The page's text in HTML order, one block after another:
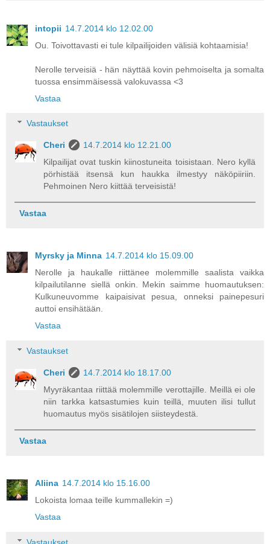
intopii 14.7.2014 klo 12.02.00
Ou. Toivottavasti ei tule kilpailijoiden välisiä kohtaamisia!
Nerolle terveisiä - hän näyttää kovin pehmoiselta ja somalta
tuossa ensimmäisessä valokuvassa <3
Vastaa
Vastaukset
Cheri
14.7.2014 klo 12.21.00
Kilpailijat ovat tuskin kiinostuneita toisistaan. Nero kyllä
pörhistää itsensä kun haukka ilmestyy näköpiiriin.
Pehmoinen Nero kiittää terveisistä!
Vastaa
Myrsky ja Minna 14.7.2014 klo 15.09.00
Nerolle ja haukalle riittänee molemmille saalista vaikka
kilpailutilanne siellä onkin. Mekin saimme huomautuksen:
Kulkuneuvomme kaipaisivat pesua, onneksi painepesuri
auttoi ensihätään.
Vastaa
Vastaukset
Cheri
14.7.2014 klo 18.17.00
Myyräkantaa riittää molemmille verottajille. Meillä ei ole
niin tarkka katsastumies kuin teillä, muuten ilisi tullut
huomautus myös sisätilojen siisteydestä.
Vastaa
Aliina 14.7.2014 klo 15.16.00
Lokoista lomaa teille kummallekin =)
Vastaa
Vastaukset